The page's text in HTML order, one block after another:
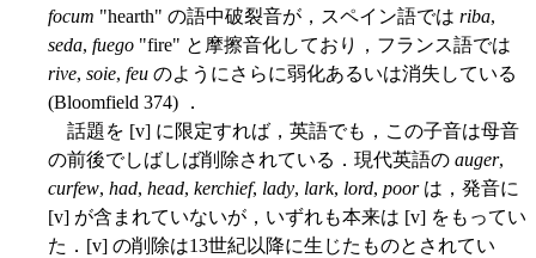
focum "hearth" の語中破裂音が，スペイン語では riba,
seda, fuego "fire" と摩擦音化しており，フランス語では
rive, soie, feu のようにさらに弱化あるいは消失している
(Bloomfield 374) ．
話題を [v] に限定すれば，英語でも，この子音は母音
の前後でしばしば削除されている．現代英語の auger,
curfew, had, head, kerchief, lady, lark, lord, poorは，発音に
[v] が含まれていないが，いずれも本来は [v] をもってい
た．[v] の削除は13世紀以降に生じたものとされてい